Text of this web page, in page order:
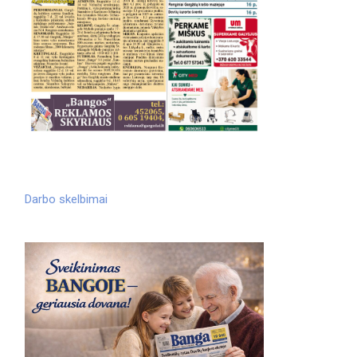
Darbo skelbimai